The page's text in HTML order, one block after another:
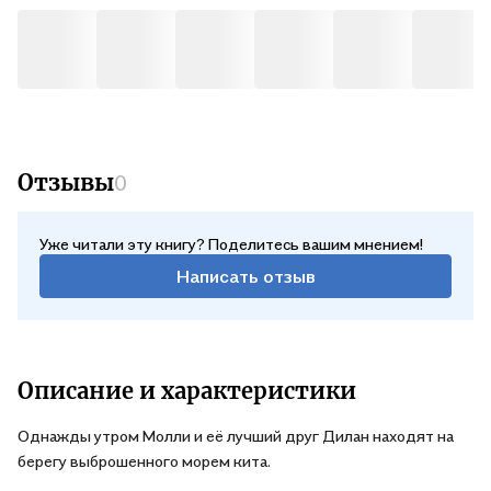
Отзывы0
Уже читали эту книгу? Поделитесь вашим мнением!
Написать отзыв
Описание и характеристики
Однажды утром Молли и её лучший друг Дилан находят на
берегу выброшенного морем кита.